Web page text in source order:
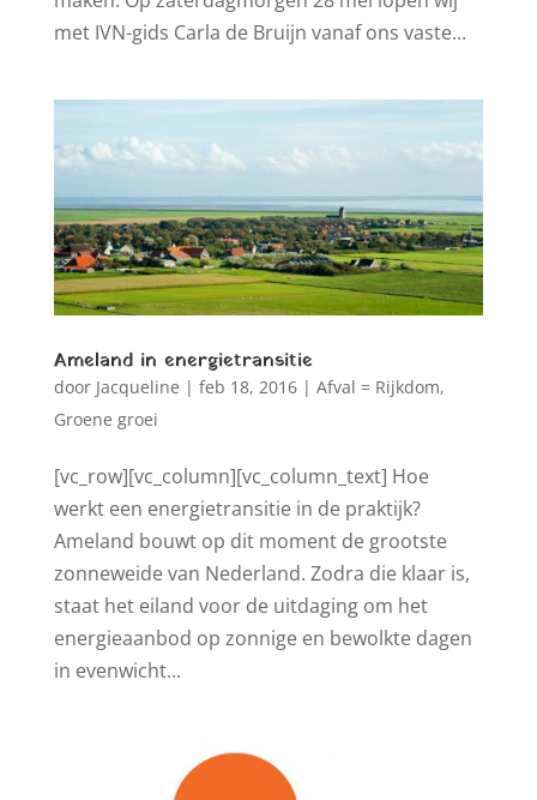
met IVN-gids Carla de Bruijn vanaf ons vaste...
Ameland in energietransitie
door Jacqueline | feb 18, 2016| Afval = Rijkdom,
Groene groei
[vc_row][vc_column][vc_column_text] Hoe
werkt een energietransitie in de praktijk?
Ameland bouwt op dit moment de grootste
zonneweide van Nederland. Zodra die klaar is,
staat het eiland voor de uitdaging om het
energieaanbod op zonnige en bewolkte dagen
in evenwicht...